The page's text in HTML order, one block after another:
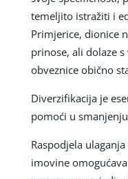
temeljito istražiti i
Primjerice, dionice
prinose, ali dolaze
obveznice obično
Diverzifikacija je
pomoći u
Raspodjela
imovine